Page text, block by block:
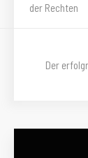
der Rechten
Der